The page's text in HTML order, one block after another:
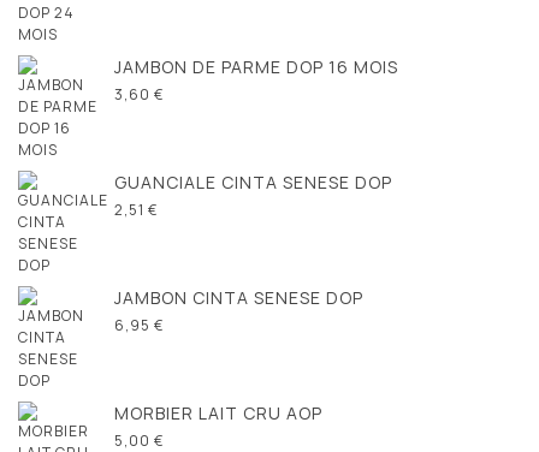
JAMBON DE PARME DOP 16 MOIS
3,60 €
GUANCIALE CINTA SENESE DOP
2,51 €
JAMBON CINTA SENESE DOP
6,95 €
MORBIER LAIT CRU AOP
5,00 €